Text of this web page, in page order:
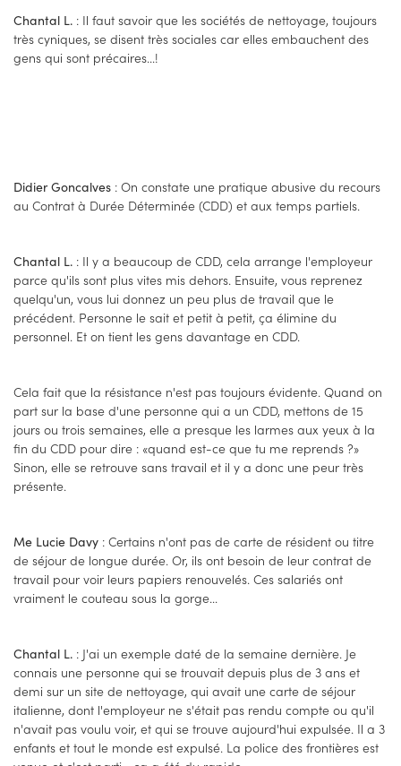
Chantal L. : Il faut savoir que les sociétés de nettoyage, toujours
très cyniques, se disent très sociales car elles embauchent des
gens qui sont précaires...!
Didier Goncalves : On constate une pratique abusive du recours
au Contrat à Durée Déterminée (CDD) et aux temps partiels.
Chantal L. : Il y a beaucoup de CDD, cela arrange l'employeur
parce qu'ils sont plus vites mis dehors. Ensuite, vous reprenez
quelqu'un, vous lui donnez un peu plus de travail que le
précédent. Personne le sait et petit à petit, ça élimine du
personnel. Et on tient les gens davantage en CDD.
Cela fait que la résistance n'est pas toujours évidente. Quand on
part sur la base d'une personne qui a un CDD, mettons de 15
jours ou trois semaines, elle a presque les larmes aux yeux à la
fin du CDD pour dire : «quand est-ce que tu me reprends ?»
Sinon, elle se retrouve sans travail et il y a donc une peur très
présente.
Me Lucie Davy : Certains n'ont pas de carte de résident ou titre
de séjour de longue durée. Or, ils ont besoin de leur contrat de
travail pour voir leurs papiers renouvelés. Ces salariés ont
vraiment le couteau sous la gorge...
Chantal L. : J'ai un exemple daté de la semaine dernière. Je
connais une personne qui se trouvait depuis plus de 3 ans et
demi sur un site de nettoyage, qui avait une carte de séjour
italienne, dont l'employeur ne s'était pas rendu compte ou qu'il
n'avait pas voulu voir, et qui se trouve aujourd'hui expulsée. Il a 3
enfants et tout le monde est expulsé. La police des frontières est